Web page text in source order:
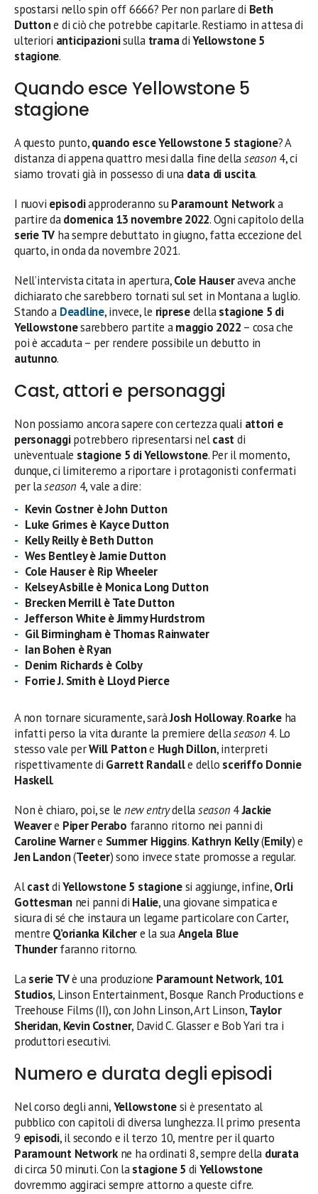
spostarsi nello spin off 6666? Per non parlare di Beth
Duttone di ciò che potrebbe capitarle. Restiamo in attesa di
ulteriori anticipazionisulla tramadiYellowstone 5
stagione.
Quando esce Yellowstone 5
stagione
A questo punto,quando esce Yellowstone 5 stagione? A
distanza di appena quattro mesi dalla fine dellaseason 4, ci
siamo trovati già in possesso di una data di uscita.
I nuovi episodiapproderanno suParamount Networka
partire dadomenica 13 novembre 2022. Ogni capitolo della
serie TV ha sempre debuttato in giugno, fatta eccezione del
quarto, in onda da novembre 2021.
Nell’intervista citata in apertura,Cole Hauseraveva anche
dichiarato che sarebbero tornati sul set in Montana a luglio.
Stando a Deadline, invece, le ripresedellastagione 5 di
Yellowstonesarebbero partite amaggio 2022 – cosa che
poi è accaduta – per rendere possibile un debutto in
autunno.
Cast, attori e personaggi
Non possiamo ancora sapere con certezza quali attori e
personaggipotrebbero ripresentarsi nelcastdi
un’eventuale stagione 5 di Yellowstone. Per il momento,
dunque, ci limiteremo a riportare i protagonisti confermati
per laseason 4, vale a dire:
Kevin Costner è John Dutton
Luke Grimes è Kayce Dutton
Kelly Reilly è Beth Dutton
Wes Bentley è Jamie Dutton
Cole Hauser è Rip Wheeler
Kelsey Asbille è Monica Long Dutton
Brecken Merrill è Tate Dutton
Jefferson White è Jimmy Hurdstrom
Gil Birmingham è Thomas Rainwater
Ian Bohen è Ryan
Denim Richards è Colby
Forrie J. Smith è Lloyd Pierce
A non tornare sicuramente, saràJosh Holloway.Roarkeha
infatti perso la vita durante la premiere dellaseason 4. Lo
stesso vale perWill Pattone Hugh Dillon, interpreti
rispettivamente di Garrett Randalle dello sceriffo Donnie
Haskell.
Non è chiaro, poi, se le new entrydellaseason 4Jackie
Weavere Piper Perabo faranno ritorno nei panni di
Caroline Warnere Summer Higgins. Kathryn Kelly(Emily) e
Jen Landon(Teeter) sono invece state promosse a regular.
AlcastdiYellowstone 5 stagionesi aggiunge, infine,Orli
Gottesmannei panni di Halie, una giovane simpatica e
sicura di sé che instaura un legame particolare con Carter,
mentre Q’orianka Kilchere la suaAngela Blue
Thunderfaranno ritorno.
Laserie TVè una produzione Paramount Network,101
Studios, Linson Entertainment, Bosque Ranch Productions e
Treehouse Films (II), con John Linson, Art Linson,Taylor
Sheridan, Kevin Costner, David C. Glasser e Bob Yari tra i
produttori esecutivi.
Numero e durata degli episodi
Nel corso degli anni,Yellowstonesi è presentato al
pubblico con capitoli di diversa lunghezza. Il primo presenta
9 episodi, il secondo e il terzo 10, mentre per il quarto
Paramount Networkne ha ordinati 8, sempre della durata
di circa 50 minuti. Con lastagione 5 di Yellowstone
dovremmo aggiraci sempre attorno a queste cifre.